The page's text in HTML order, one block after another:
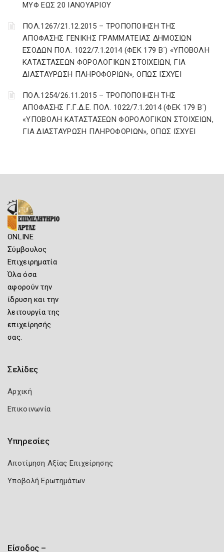
ΜΥΦ ΕΩΣ 20 ΙΑΝΟΥΑΡΙΟΥ
ΠΟΛ.1267/21.12.2015 – ΤΡΟΠΟΠΟΙΗΣΗ ΤΗΣ
ΑΠΟΦΑΣΗΣ ΓΕΝΙΚΗΣ ΓΡΑΜΜΑΤΕΙΑΣ ΔΗΜΟΣΙΩΝ
ΕΣΟΔΩΝ ΠΟΛ. 1022/7.1.2014 (ΦΕΚ 179 Β΄) «ΥΠΟΒΟΛΗ
ΚΑΤΑΣΤΑΣΕΩΝ ΦΟΡΟΛΟΓΙΚΩΝ ΣΤΟΙΧΕΙΩΝ, ΓΙΑ
ΔΙΑΣΤΑΥΡΩΣΗ ΠΛΗΡΟΦΟΡΙΩΝ», ΟΠΩΣ ΙΣΧΥΕΙ
ΠΟΛ.1254/26.11.2015 – ΤΡΟΠΟΠΟΙΗΣΗ ΤΗΣ
ΑΠΟΦΑΣΗΣ Γ.Γ.Δ.Ε. ΠΟΛ. 1022/7.1.2014 (ΦΕΚ 179 Β΄)
«ΥΠΟΒΟΛΗ ΚΑΤΑΣΤΑΣΕΩΝ ΦΟΡΟΛΟΓΙΚΩΝ ΣΤΟΙΧΕΙΩΝ,
ΓΙΑ ΔΙΑΣΤΑΥΡΩΣΗ ΠΛΗΡΟΦΟΡΙΩΝ», ΟΠΩΣ ΙΣΧΥΕΙ
ONLINE
Σύμβουλος
Επιχειρηματία
Όλα όσα
αφορούν την
ίδρυση και την
λειτουργία της
επιχείρησής
σας.
Σελίδες
Αρχική
Επικοινωνία
Υπηρεσίες
Αποτίμηση Αξίας Επιχείρησης
Υποβολή Ερωτημάτων
Είσοδος –